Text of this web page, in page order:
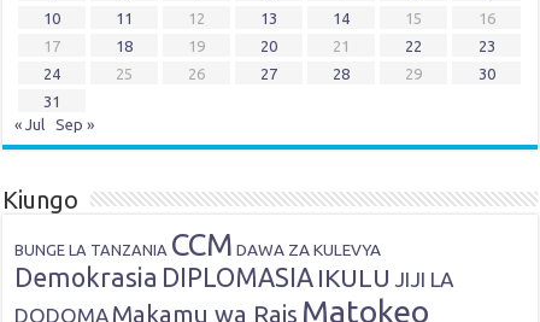
10
11 12 13 14 15
16
17
18 19 20 21 22
23
24
25 26 27 28 29
30
31
« Jul
Sep »
Kiungo
BUNGE LA TANZANIA CCM DAWA ZA KULEVYA
Demokrasia DIPLOMASIA IKULU JIJI LA
DODOMA Makamu wa Rais Matokeo